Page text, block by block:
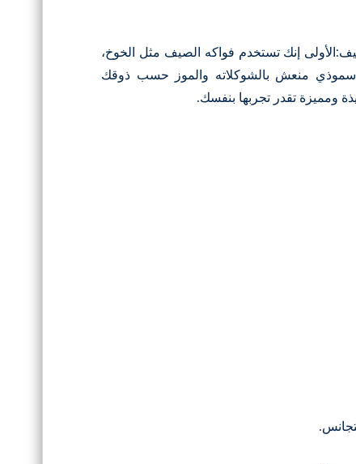
إنك تستخدم فواكه الصيف مثل الخوخ،
سموذي منعش بالشوكلاته والموز حسب ذوقك
ومميزة تقدر تجربها بنفسك.